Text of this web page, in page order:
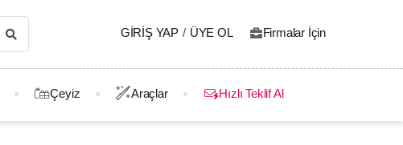
GIRIŞ YAP / ÜYE OL Firmalar İçin
Çeyiz Araçlar Hızlı Teklif Al